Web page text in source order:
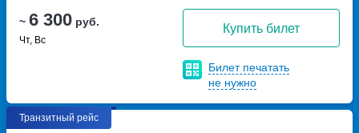
~ 6 300 руб.
Чт, Вс
Купить билет
Билет печатать
не нужно
Транзитный рейс